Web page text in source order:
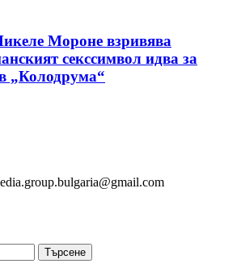
Мороне взривява
секссимвол идва за
„Колодрума“